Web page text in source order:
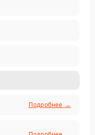
Подробнее →